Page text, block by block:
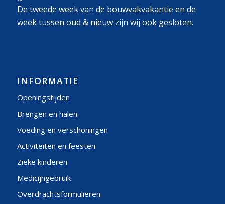
De tweede week van de bouwvakvakantie en de
week tussen oud & nieuw zijn wij ook gesloten.
INFORMATIE
Openingstijden
Brengen en halen
Voeding en verschoningen
Activiteiten en feesten
Zieke kinderen
Medicijngebruik
Overdrachtsformulieren